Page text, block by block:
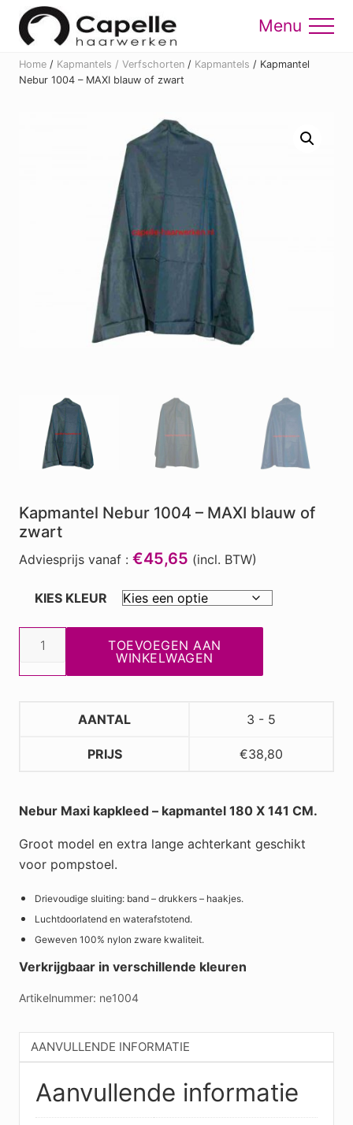
Menu
Skip
content
Skip
Menu
Home / Kapmantels / Verfschorten / Kapmantels / Kapmantel
Nebur 1004 – MAXI blauw of zwart
Kapmantel Nebur 1004 – MAXI blauw of
zwart
Adviesprijs vanaf : €45,65 (incl. BTW)
KIES KLEUR
Kapmantel
1004
TOEVOEGEN AAN
WINKELWAGEN
AANTAL 3 - 5
PRIJS €38,80
Nebur Maxi kapkleed – kapmantel 180 X 141 CM.
Groot model en extra lange achterkant geschikt
voor pompstoel.
Drievoudige sluiting: band – drukkers – haakjes.
Luchtdoorlatend en waterafstotend.
Geweven 100% nylon zware kwaliteit.
Verkrijgbaar in verschillende kleuren
Artikelnummer: ne1004
AANVULLENDE INFORMATIE
Aanvullende informatie